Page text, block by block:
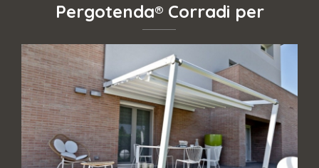
Pergotenda® Corradi per